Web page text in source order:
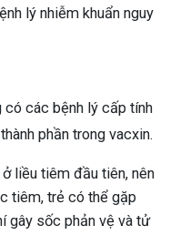
lý nhiễm khuẩn nguy
các bệnh lý cấp tính
phần trong vacxin.
liều tiêm đầu tiên, nên
tiêm, trẻ có thể gặp
gây sốc phản vệ và tử